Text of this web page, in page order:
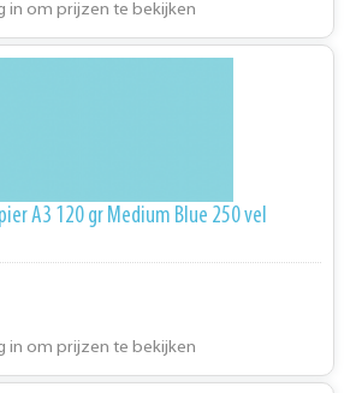
in om prijzen te bekijken
A3 120 gr Medium Blue 250 vel
in om prijzen te bekijken